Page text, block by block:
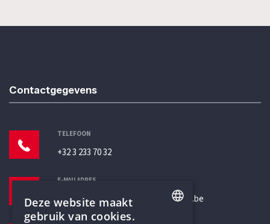
Contactgegevens
TELEFOON
+32 3 233 70 32
E-MAILADRES
secretariaat@humanistischverbond.be
Deze website maakt
gebruik van cookies.